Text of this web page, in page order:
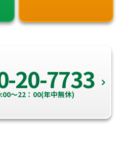
20-7733
～22：00(年中無休)